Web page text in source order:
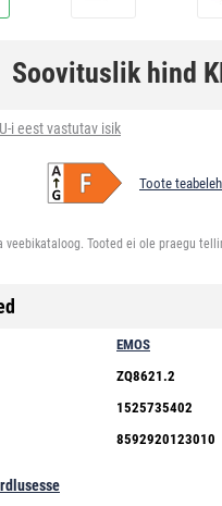
Soovituslik hind
i eest vastutav isik
Toote
veebikataloog. Tooted ei ole praegu
EMOS
ZQ8621.2
1525735402
8592920123010